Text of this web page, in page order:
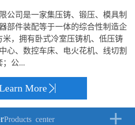
公司是一家集压铸、锻压、模具制
部件装配等于一体的综合性制造企
米，拥有卧式冷室压铸机、低压铸
心、数控车床、电火花机、线切割
；公...
More
Products center